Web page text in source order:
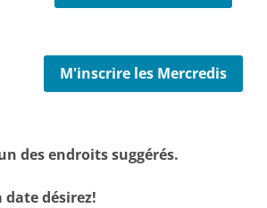
M'inscrire les Mercredis
des endroits suggérés.
date désirez!